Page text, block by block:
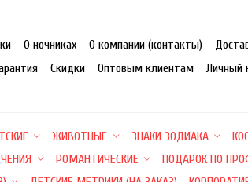
О ночниках О компании (контакты)
Скидки Оптовым клиентам Личный
ЖИВОТНЫЕ ЗНАКИ ЗОДИАКА
РОМАНТИЧЕСКИЕ ПОДАРОК ПО